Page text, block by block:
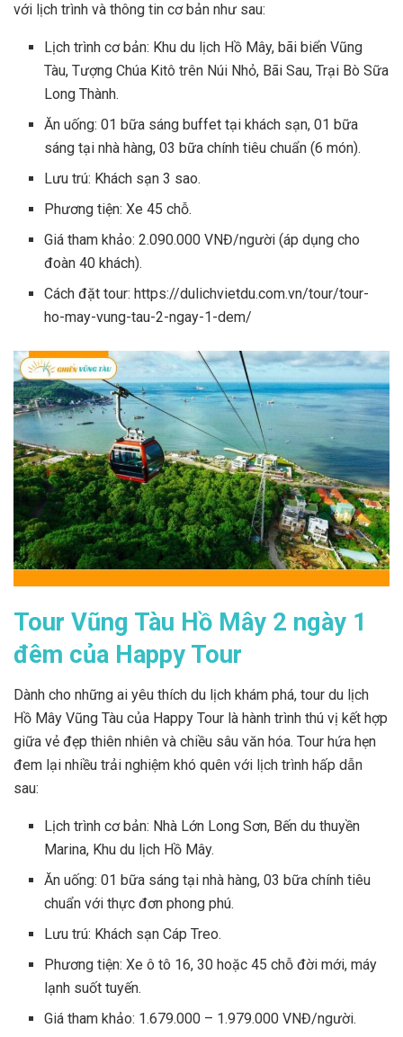
với lịch trình và thông tin cơ bản như sau:
Lịch trình cơ bản: Khu du lịch Hồ Mây, bãi biển Vũng
Tàu, Tượng Chúa Kitô trên Núi Nhỏ, Bãi Sau, Trại Bò Sữa
Long Thành.
Ăn uống: 01 bữa sáng buffet tại khách sạn, 01 bữa
sáng tại nhà hàng, 03 bữa chính tiêu chuẩn (6 món).
Lưu trú: Khách sạn 3 sao.
Phương tiện: Xe 45 chỗ.
Giá tham khảo: 2.090.000 VNĐ/người (áp dụng cho
đoàn 40 khách).
Cách đặt tour: https://dulichvietdu.com.vn/tour/tour-
ho-may-vung-tau-2-ngay-1-dem/
Tour Vũng Tàu Hồ Mây 2 ngày 1
đêm của Happy Tour
Dành cho những ai yêu thích du lịch khám phá, tour du lịch
Hồ Mây Vũng Tàu của Happy Tour là hành trình thú vị kết hợp
giữa vẻ đẹp thiên nhiên và chiều sâu văn hóa. Tour hứa hẹn
đem lại nhiều trải nghiệm khó quên với lịch trình hấp dẫn
sau:
Lịch trình cơ bản: Nhà Lớn Long Sơn, Bến du thuyền
Marina, Khu du lịch Hồ Mây.
Ăn uống: 01 bữa sáng tại nhà hàng, 03 bữa chính tiêu
chuẩn với thực đơn phong phú.
Lưu trú: Khách sạn Cáp Treo.
Phương tiện: Xe ô tô 16, 30 hoặc 45 chỗ đời mới, máy
lạnh suốt tuyến.
Giá tham khảo: 1.679.000 – 1.979.000 VNĐ/người.